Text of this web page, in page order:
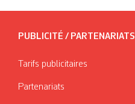
PUBLICITÉ / PARTENARIATS
Tarifs publicitaires
Partenariats